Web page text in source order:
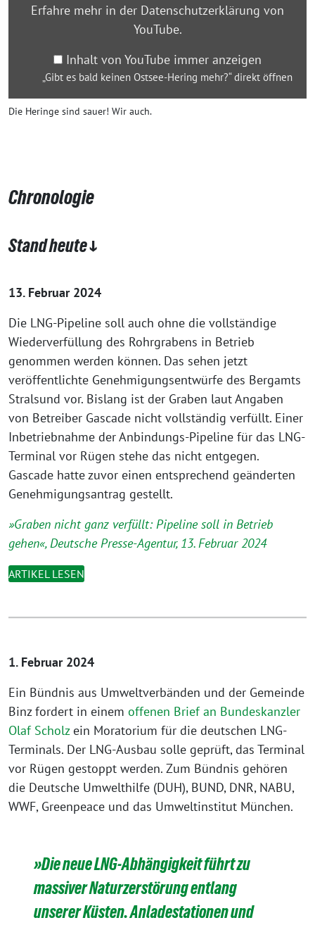
mehr?“
anzeigen
Erfahre mehr in der Datenschutzerklärung von
YouTube.
Inhalt von YouTube immer anzeigen
„Gibt es bald keinen Ostsee-Hering mehr?“ direkt öffnen
Die Heringe sind sauer! Wir auch.
Chronologie
Stand heute ↓
13. Februar 2024
Die LNG-Pipeline soll auch ohne die vollständige
Wiederverfüllung des Rohrgrabens in Betrieb
genommen werden können. Das sehen jetzt
veröffentlichte Genehmigungsentwürfe des Bergamts
Stralsund vor. Bislang ist der Graben laut Angaben
von Betreiber Gascade nicht vollständig verfüllt. Einer
Inbetriebnahme der Anbindungs-Pipeline für das LNG-
Terminal vor Rügen stehe das nicht entgegen.
Gascade hatte zuvor einen entsprechend geänderten
Genehmigungsantrag gestellt.
»Graben nicht ganz verfüllt: Pipeline soll in Betrieb
gehen«, Deutsche Presse-Agentur, 13. Februar 2024
ARTIKEL LESEN
1. Februar 2024
Ein Bündnis aus Umweltverbänden und der Gemeinde
Binz fordert in einem offenen Brief an Bundeskanzler
Olaf Scholzein Moratorium für die deutschen LNG-
Terminals. Der LNG-Ausbau solle geprüft, das Terminal
vor Rügen gestoppt werden. Zum Bündnis gehören
die Deutsche Umwelthilfe (DUH), BUND, DNR, NABU,
WWF, Greenpeace und das Umweltinstitut München.
»Die neue LNG-Abhängigkeit führt zu
massiver Naturzerstörung entlang
unserer Küsten. Anladestationen und